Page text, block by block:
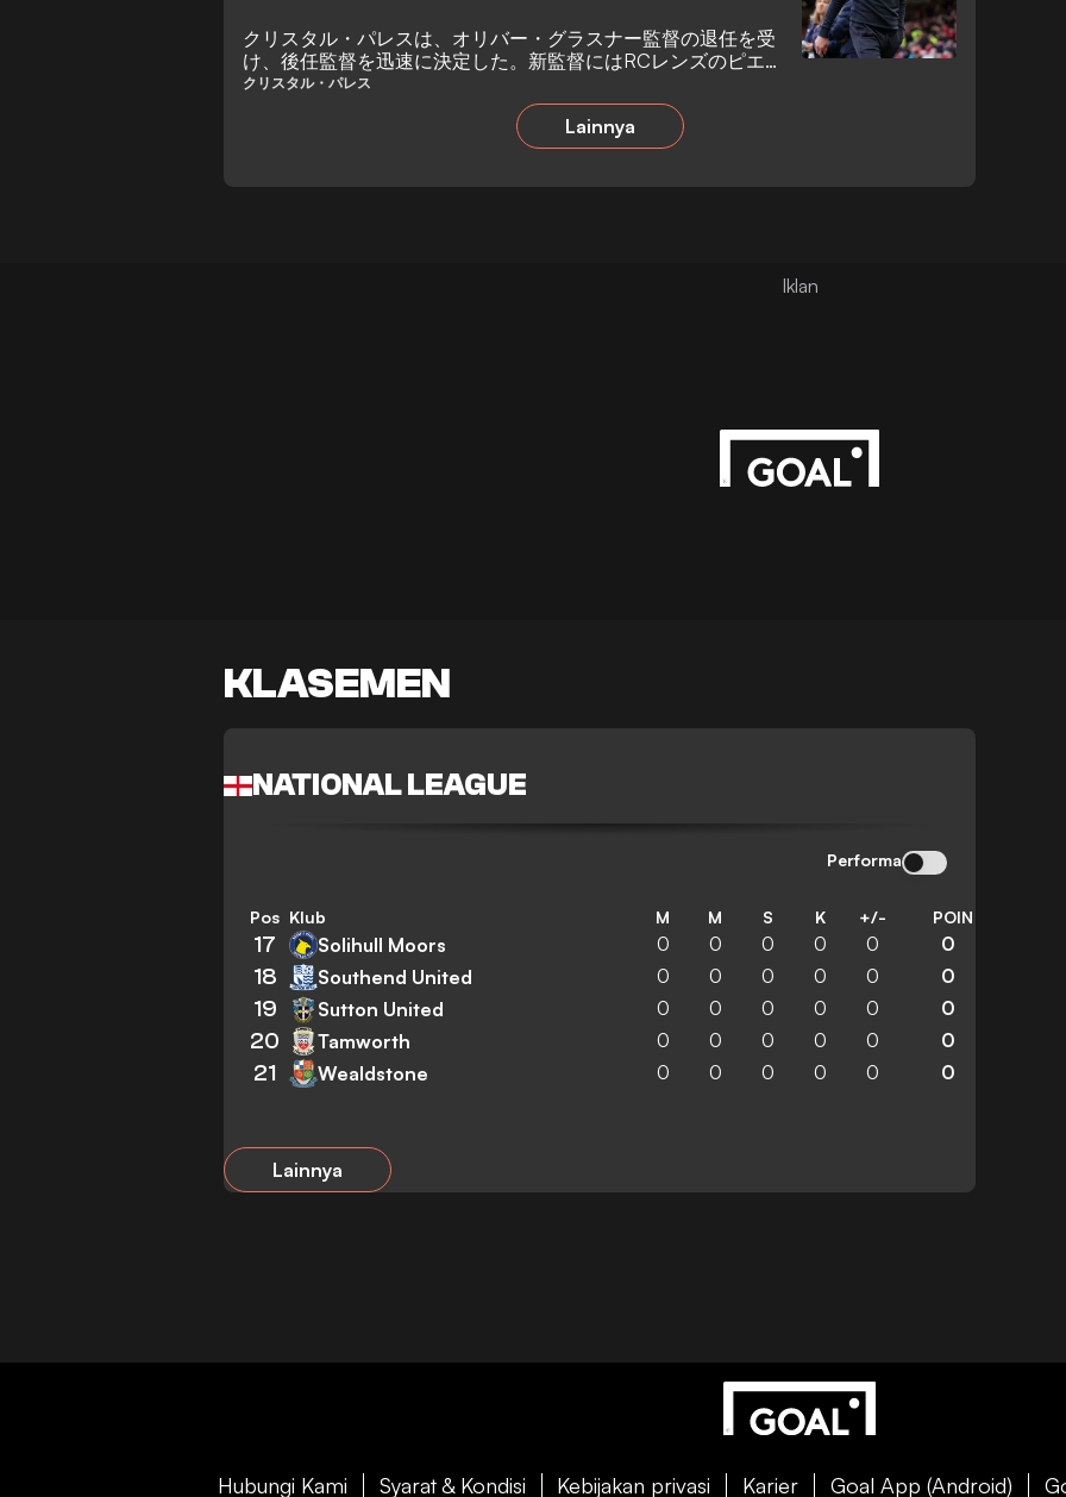
クリスタル・パレスは、オリバー・グラスナー監督の退任を受
け、後任監督を迅速に決定した。新監督にはRCレンズのピエ
ール・サージュ氏が就任することで基本合意に達した。
クリスタル・パレス
Lainnya
KLASEMEN
NATIONAL LEAGUE
Performa
Pos Klub M M S K +/- POIN
17 Solihull Moors 0 0 0 0 0 0
18 Southend United 0 0 0 0 0 0
19 Sutton United 0 0 0 0 0 0
20 Tamworth 0 0 0 0 0 0
21 Wealdstone 0 0 0 0 0 0
Lainnya
Hubungi Kami Syarat & Kondisi Kebijakan privasi Karier Goal App (Android)